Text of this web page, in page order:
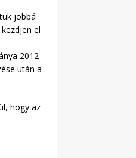
jobbá
el
2012-
után a
hogy az